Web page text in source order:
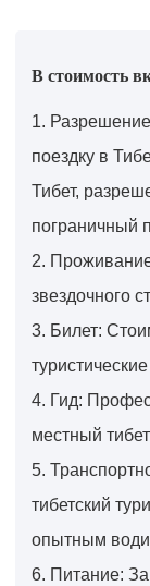
В стоимость
1.
поездку в
Тибет,
пограничный
2.
звездочного
3. Билет:
4. Гид:
местный
5.
тибетский
опытным
6. Питание: